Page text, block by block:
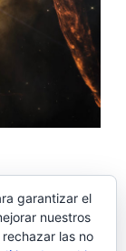
garantizar el
nuestros
las no